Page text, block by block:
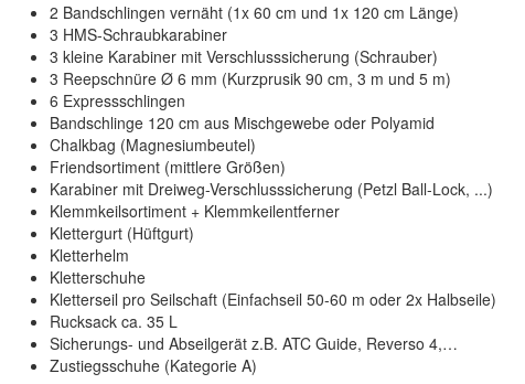
2 Bandschlingen vernäht (1x 60 cm und 1x 120 cm Länge)
3 HMS-Schraubkarabiner
3 kleine Karabiner mit Verschlusssicherung (Schrauber)
3 Reepschnüre Ø 6 mm (Kurzprusik 90 cm, 3 m und 5 m)
6 Expressschlingen
Bandschlinge 120 cm aus Mischgewebe oder Polyamid
Chalkbag (Magnesiumbeutel)
Friendsortiment (mittlere Größen)
Karabiner mit Dreiweg-Verschlusssicherung (Petzl Ball-Lock, ...)
Klemmkeilsortiment + Klemmkeilentferner
Klettergurt (Hüftgurt)
Kletterhelm
Kletterschuhe
Kletterseil pro Seilschaft (Einfachseil 50-60 m oder 2x Halbseile)
Rucksack ca. 35 L
Sicherungs- und Abseilgerät z.B. ATC Guide, Reverso 4,…
Zustiegsschuhe (Kategorie A)